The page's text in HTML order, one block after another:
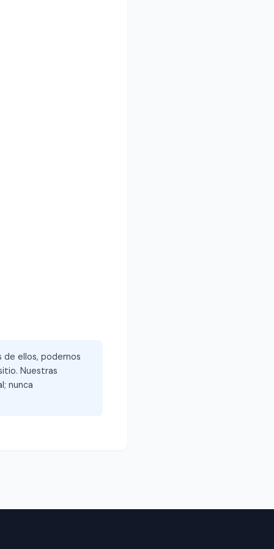
de ellos, podemos
Nuestras
nunca